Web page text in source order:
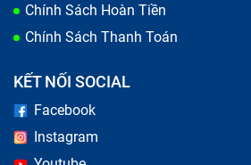
Nguyên nhân khiến vỏ laptop bị
Bạn muốn thay vỏ để chiếc
Lenovo Ibm Thinkpad T440
Chính Sách Hoàn Tiền
Chính Sách Thanh Toán
KẾT NỐI SOCIAL
Facebook
Instagram